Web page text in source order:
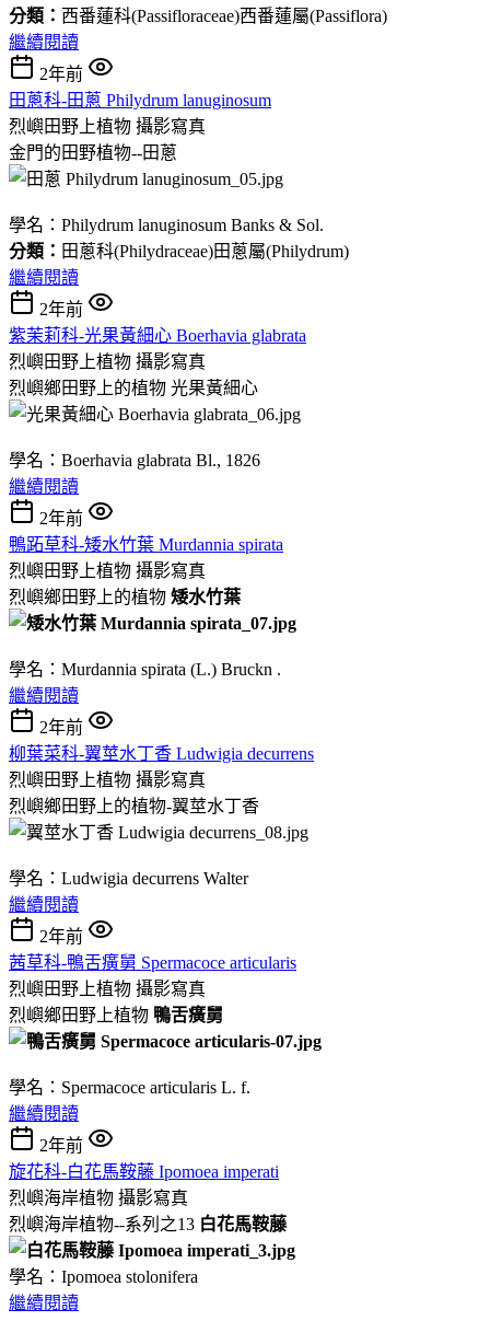
分類： 西番蓮科(Passifloraceae)西番蓮屬(Passiflora)
繼續閱讀
2年前
田蔥科-田蔥 Philydrum lanuginosum
烈嶼田野上植物 攝影寫真
金門的田野植物--田蔥
學名：Philydrum lanuginosum Banks & Sol.
分類： 田蔥科(Philydraceae)田蔥屬(Philydrum)
繼續閱讀
2年前
紫茉莉科-光果黃細心 Boerhavia glabrata
烈嶼田野上植物 攝影寫真
烈嶼鄉田野上的植物 光果黃細心
學名：Boerhavia glabrata Bl., 1826
繼續閱讀
2年前
鴨跖草科-矮水竹葉 Murdannia spirata
烈嶼田野上植物 攝影寫真
烈嶼鄉田野上的植物 矮水竹葉
學名：Murdannia spirata (L.) Bruckn .
繼續閱讀
2年前
柳葉菜科-翼莖水丁香 Ludwigia decurrens
烈嶼田野上植物 攝影寫真
烈嶼鄉田野上的植物-翼莖水丁香
學名：Ludwigia decurrens Walter
繼續閱讀
2年前
茜草科-鴨舌癀舅 Spermacoce articularis
烈嶼田野上植物 攝影寫真
烈嶼鄉田野上植物 鴨舌癀舅
學名：Spermacoce articularis L. f.
繼續閱讀
2年前
旋花科-白花馬鞍藤 Ipomoea imperati
烈嶼海岸植物 攝影寫真
烈嶼海岸植物--系列之13 白花馬鞍藤
學名：Ipomoea stolonifera
繼續閱讀